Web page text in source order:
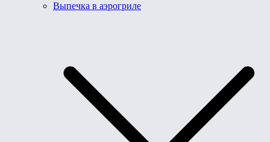
Выпечка в аэрогриле